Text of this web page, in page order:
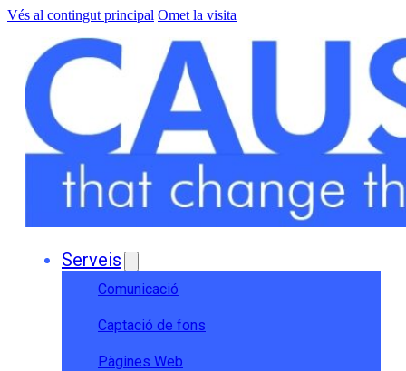
Vés al contingut principal Omet la visita
Serveis
Comunicació
Captació de fons
Pàgines Web